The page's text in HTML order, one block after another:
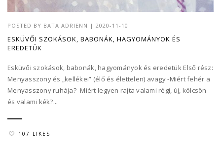
POSTED BY BATA ADRIENN | 2020-11-10
ESKÜVŐI SZOKÁSOK, BABONÁK, HAGYOMÁNYOK ÉS
EREDETÜK
Esküvői szokások, babonák, hagyományok és eredetük Első rész:
Menyasszony és „kellékei” (élő és élettelen) avagy -Miért fehér a
Menyasszony ruhája? -Miért legyen rajta valami régi, új, kölcsön
és valami kék?...
107 LIKES